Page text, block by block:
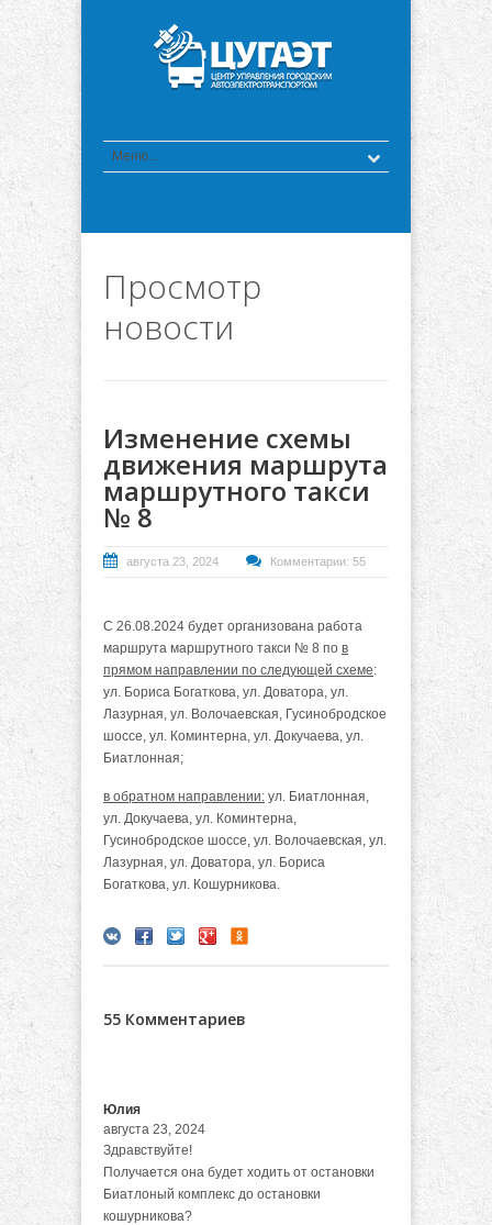
Просмотр
новости
Изменение схемы
движения маршрута
маршрутного такси
№ 8
августа 23, 2024 Комментарии: 55
С 26.08.2024 будет организована работа
маршрута маршрутного такси № 8 по в
прямом направлении по следующей схеме:
ул. Бориса Богаткова, ул. Доватора, ул.
Лазурная, ул. Волочаевская, Гусинобродское
шоссе, ул. Коминтерна, ул. Докучаева, ул.
Биатлонная;
в обратном направлении: ул. Биатлонная,
ул. Докучаева, ул. Коминтерна,
Гусинобродское шоссе, ул. Волочаевская, ул.
Лазурная, ул. Доватора, ул. Бориса
Богаткова, ул. Кошурникова.
55 Комментариев
Юлия
августа 23, 2024
Здравствуйте!
Получается она будет ходить от остановки
Биатлоный комплекс до остановки
кошурникова?